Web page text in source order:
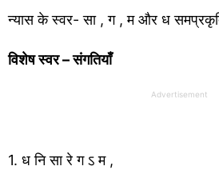
न्यास के स्वर- सा , ग , म और ध समप्रकृति
विशेष स्वर – संगतियाँ
Advertisement
1. ध नि सा रे ग ऽ म ,